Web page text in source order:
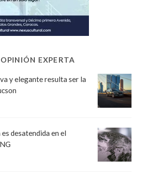
OPINIÓN EXPERTA
y elegante resulta ser la
desatendida en el